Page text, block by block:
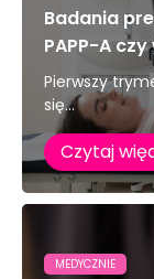
Badania
PAPP-A
Pierwszy
się...
Czytaj
MEDYCZNIE